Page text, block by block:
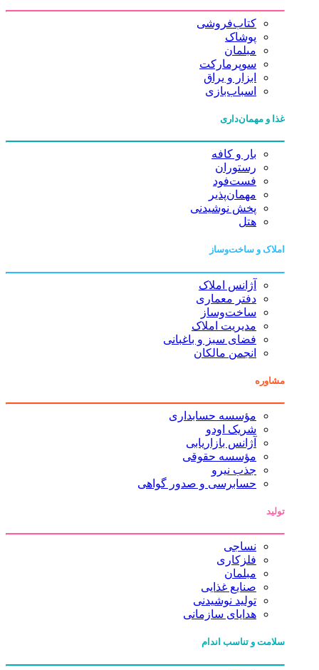
کتاب‌فروشی
پوشاک
مبلمان
سوپرمارکت
ابزار و یراق
اسباب‌بازی
غذا و مهمان‌داری
بار و کافه
رستوران
فست‌فود
مهمان‌پذیر
پخش نوشیدنی
هتل
املاک و ساخت‌وساز
آژانس املاک
دفتر معماری
ساخت‌وساز
مدیریت املاک
فضای سبز و باغبانی
انجمن مالکان
مشاوره
مؤسسه حسابداری
شریک اودو
آژانس بازاریابی
مؤسسه حقوقی
جذب نیرو
حسابرسی و صدور گواهی
تولید
نساجی
فلزکاری
مبلمان
صنایع غذایی
تولید نوشیدنی
هدایای سازمانی
سلامت و تناسب اندام